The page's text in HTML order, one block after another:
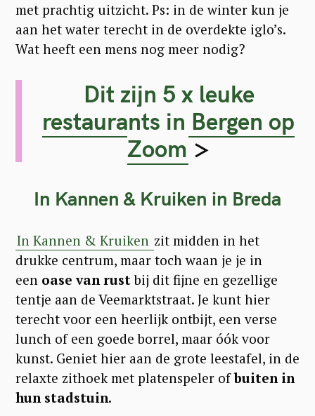
met prachtig uitzicht. Ps: in de winter kun je
aan het water terecht in de overdekte iglo’s.
Wat heeft een mens nog meer nodig?
Dit zijn 5 x leuke
restaurants in Bergen op
Zoom >
In Kannen & Kruiken in Breda
In Kannen & Kruiken zit midden in het
drukke centrum, maar toch waan je je in
een oase van rustbij dit fijne en gezellige
tentje aan de Veemarktstraat. Je kunt hier
terecht voor een heerlijk ontbijt, een verse
lunch of een goede borrel, maar óók voor
kunst. Geniet hier aan de grote leestafel, in de
relaxte zithoek met platenspeler ofbuiten in
hun stadstuin.